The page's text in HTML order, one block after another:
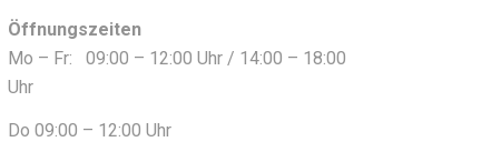
Öffnungszeiten
Mo – Fr: 09:00 – 12:00 Uhr / 14:00 – 18:00
Uhr
Do 09:00 – 12:00 Uhr